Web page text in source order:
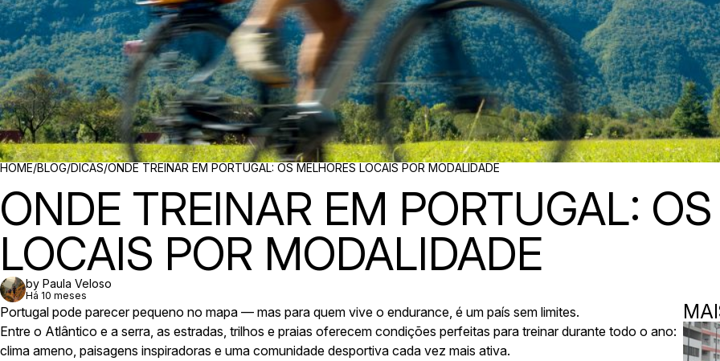
BREADCRUMBS
HOME/BLOG/DICAS/ONDE TREINAR EM PORTUGAL: OS MELHORES LOCAIS POR MODALIDADE
ONDE TREINAR EM PORTUGAL:
LOCAIS POR MODALIDADE
by Paula Veloso
Há 10 meses
Portugal pode parecer pequeno no mapa — mas para quem vive o endurance, é um país sem limites.
Entre o Atlântico e a serra, as estradas, trilhos e praias oferecem condições perfeitas para treinar durante todo o ano:
clima ameno, paisagens inspiradoras e uma comunidade desportiva cada vez mais ativa.